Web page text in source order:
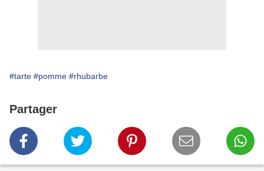
#tarte #pomme #rhubarbe
Partager